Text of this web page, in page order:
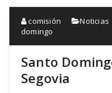
comisión Noticias
domingo
Santo
Segovia